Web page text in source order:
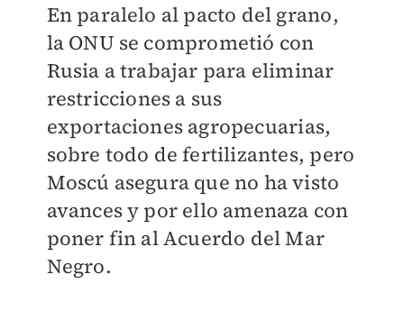
En paralelo al pacto del grano,
la ONU se comprometió con
Rusia a trabajar para eliminar
restricciones a sus
exportaciones agropecuarias,
sobre todo de fertilizantes, pero
Moscú asegura que no ha visto
avances y por ello amenaza con
poner fin al Acuerdo del Mar
Negro.